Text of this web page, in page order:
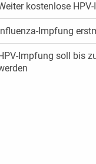
kostenlose
Impfung
Impfung soll bis